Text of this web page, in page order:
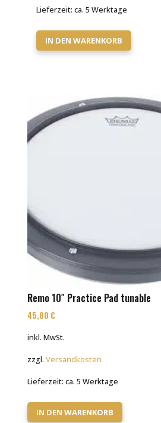
Lieferzeit: ca. 5 Werktage
IN DEN WARENKORB
Remo 10″ Practice Pad tunable
45,80€
inkl. MwSt.
zzgl.Versandkosten
Lieferzeit:ca. 5 Werktage
IN DEN WARENKORB